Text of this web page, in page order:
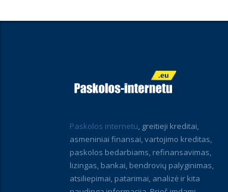
Paskolos internetu, greitieji kreditai,
asmeniniai finansai, vartojimo kreditas,
paskolos bedarbiams, refinansavimas,
lizingas, bankai, bendrovių palyginimas,
atsiliepimai, patarimai, analizė ir kita